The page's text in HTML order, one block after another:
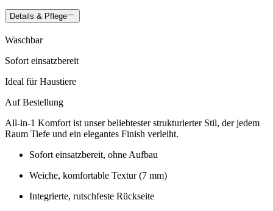
Details & Pflege
Waschbar
Sofort einsatzbereit
Ideal für Haustiere
Auf Bestellung
All-in-1 Komfort ist unser beliebtester strukturierter Stil, der jedem
Raum Tiefe und ein elegantes Finish verleiht.
Sofort einsatzbereit, ohne Aufbau
Weiche, komfortable Textur (7 mm)
Integrierte, rutschfeste Rückseite